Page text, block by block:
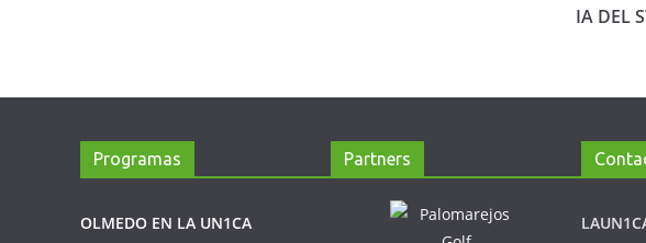
IA DEL
Programas
OLMEDO EN LA UN1CA
Partners